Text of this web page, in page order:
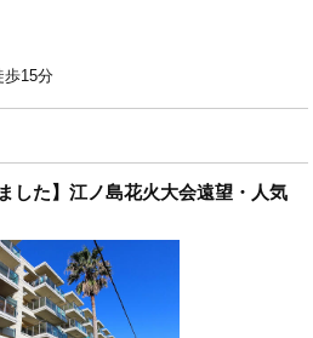
歩15分
した】江ノ島花火大会遠望・人気